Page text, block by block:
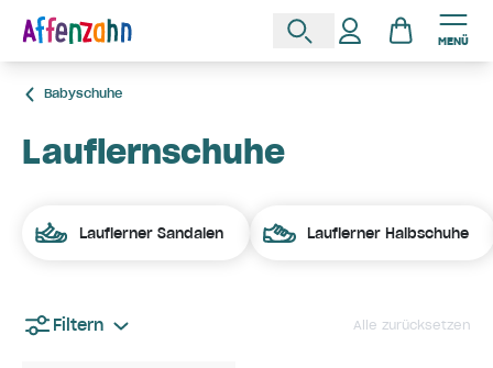
MENÜ
Babyschuhe
Lauflernschuhe
Lauflerner Sandalen Lauflerner Halbschuhe
Filtern Alle zurücksetzen